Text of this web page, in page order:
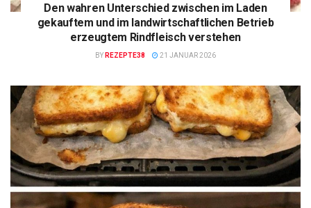
Den wahren Unterschied zwischen im Laden
gekauftem und im landwirtschaftlichen Betrieb
erzeugtem Rindfleisch verstehen
BY REZEPTE38 21 JANUAR 2026